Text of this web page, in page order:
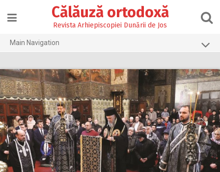
content
Călăuză ortodoxă
Revista Arhiepiscopiei Dunării de Jos
Main Navigation
2026
2025
2024
2023
2022
2021